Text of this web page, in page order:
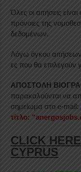
Όλες οι αιτήσεις
πρόνοιες της
δεδομένων.
Λόγω όγκου
ες που θα επιλεγούν
ΑΠΟΣΤΟΛΗ
παρακαλούνται να
σημείωμα στο e-mail:
τίτλο:
CLICK
CYPRUS